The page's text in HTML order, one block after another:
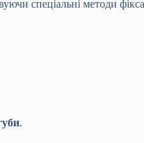
спеціальні методи
.